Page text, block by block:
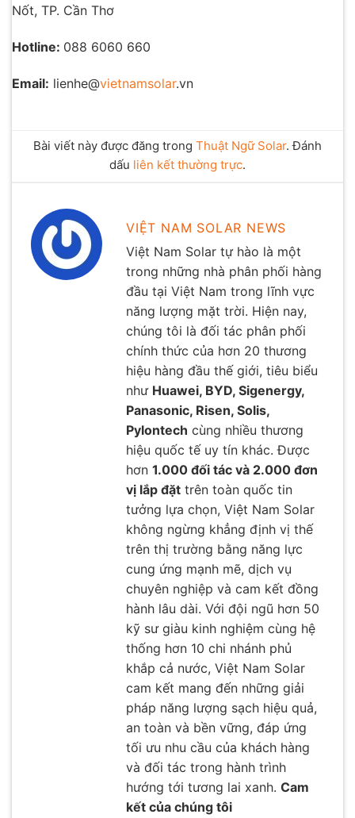
Nốt, TP. Cần Thơ
Hotline: 088 6060 660
Email: lienhe@vietnamsolar.vn
Bài viết này được đăng trong Thuật Ngữ Solar. Đánh
dấu liên kết thường trực.
VIỆT NAM SOLAR NEWS
Việt Nam Solar tự hào là một
trong những nhà phân phối hàng
đầu tại Việt Nam trong lĩnh vực
năng lượng mặt trời. Hiện nay,
chúng tôi là đối tác phân phối
chính thức của hơn 20 thương
hiệu hàng đầu thế giới, tiêu biểu
như Huawei, BYD, Sigenergy,
Panasonic, Risen, Solis,
Pylontech cùng nhiều thương
hiệu quốc tế uy tín khác. Được
hơn 1.000 đối tác và 2.000 đơn
vị lắp đặt trên toàn quốc tin
tưởng lựa chọn, Việt Nam Solar
không ngừng khẳng định vị thế
trên thị trường bằng năng lực
cung ứng mạnh mẽ, dịch vụ
chuyên nghiệp và cam kết đồng
hành lâu dài. Với đội ngũ hơn 50
kỹ sư giàu kinh nghiệm cùng hệ
thống hơn 10 chi nhánh phủ
khắp cả nước, Việt Nam Solar
cam kết mang đến những giải
pháp năng lượng sạch hiệu quả,
an toàn và bền vững, đáp ứng
tối ưu nhu cầu của khách hàng
và đối tác trong hành trình
hướng tới tương lai xanh. Cam
kết của chúng tôi